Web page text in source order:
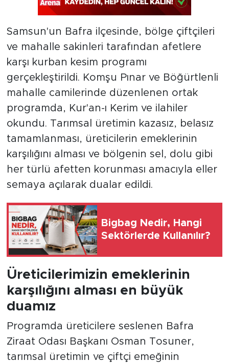
Samsun'un Bafra ilçesinde, bölge çiftçileri
ve mahalle sakinleri tarafından afetlere
karşı kurban kesim programı
gerçekleştirildi. Komşu Pınar ve Böğürtlenli
mahalle camilerinde düzenlenen ortak
programda, Kur'an-ı Kerim ve ilahiler
okundu. Tarımsal üretimin kazasız, belasız
tamamlanması, üreticilerin emeklerinin
karşılığını alması ve bölgenin sel, dolu gibi
her türlü afetten korunması amacıyla eller
semaya açılarak dualar edildi.
Bigbag Nedir, Hangi
Sektörlerde Kullanılır?
Üreticilerimizin emeklerinin
karşılığını alması en büyük
duamız
Programda üreticilere seslenen Bafra
Ziraat Odası Başkanı Osman Tosuner,
tarımsal üretimin ve çiftçi emeğinin